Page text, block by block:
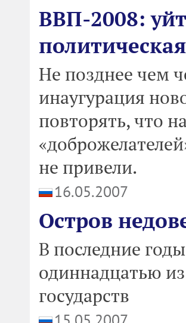
ВВП-2008:
Не позднее чем
инаугурация
повторять, что
не привели.
16.05.2007
Остров
В последние
одиннадцатью
государств